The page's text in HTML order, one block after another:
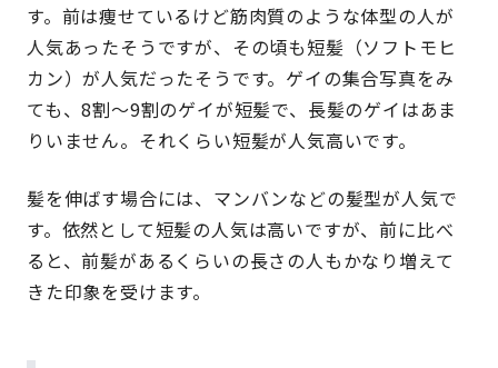
す。前は痩せているけど筋肉質のような体型の人が
人気あったそうですが、その頃も短髪（ソフトモヒ
カン）が人気だったそうです。ゲイの集合写真をみ
ても、8割〜9割のゲイが短髪で、長髪のゲイはあま
りいません。それくらい短髪が人気高いです。
髪を伸ばす場合には、マンバンなどの髪型が人気で
す。依然として短髪の人気は高いですが、前に比べ
ると、前髪があるくらいの長さの人もかなり増えて
きた印象を受けます。